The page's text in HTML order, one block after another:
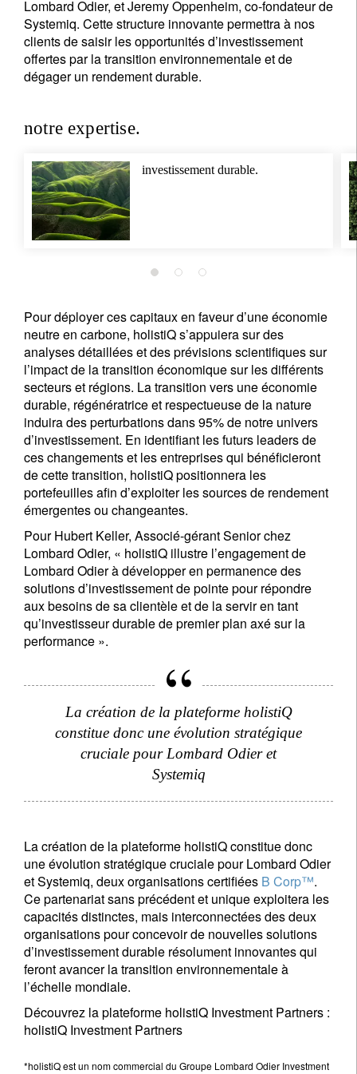
Lombard Odier, et Jeremy Oppenheim, co-fondateur de
Systemiq. Cette structure innovante permettra à nos
clients de saisir les opportunités d’investissement
offertes par la transition environnementale et de
dégager un rendement durable.
notre expertise.
investissement durable.
Pour déployer ces capitaux en faveur d’une économie
neutre en carbone, holistiQ s’appuiera sur des
analyses détaillées et des prévisions scientifiques sur
l’impact de la transition économique sur les différents
secteurs et régions. La transition vers une économie
durable, régénératrice et respectueuse de la nature
induira des perturbations dans 95% de notre univers
d’investissement. En identifiant les futurs leaders de
ces changements et les entreprises qui bénéficieront
de cette transition, holistiQ positionnera les
portefeuilles afin d’exploiter les sources de rendement
émergentes ou changeantes.
Pour Hubert Keller, Associé-gérant Senior chez
Lombard Odier, « holistiQ illustre l’engagement de
Lombard Odier à développer en permanence des
solutions d’investissement de pointe pour répondre
aux besoins de sa clientèle et de la servir en tant
qu’investisseur durable de premier plan axé sur la
performance ».
La création de la plateforme holistiQ
constitue donc une évolution stratégique
cruciale pour Lombard Odier et
Systemiq
La création de la plateforme holistiQ constitue donc
une évolution stratégique cruciale pour Lombard Odier
et Systemiq, deux organisations certifiées B Corp™.
Ce partenariat sans précédent et unique exploitera les
capacités distinctes, mais interconnectées des deux
organisations pour concevoir de nouvelles solutions
d’investissement durable résolument innovantes qui
feront avancer la transition environnementale à
l’échelle mondiale.
Découvrez la plateforme holistiQ Investment Partners :
holistiQ Investment Partners
*holistiQ est un nom commercial du Groupe Lombard Odier Investment
Civilité Prénom
Nom
Pays de résidence
Je ne suis pas résident ou citoyen des Etats-Unis
Vos informations seront utilisées conformément à
notrepolitique de confidentialité